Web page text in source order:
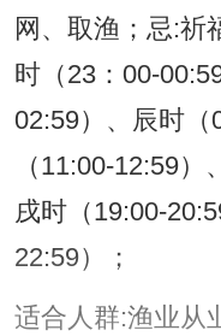
网、取渔；忌:祈
时（23：00-
02:59）、辰时（
（11:00-12:59）
戌时（19:00-
22:59）；
适合人群:渔业从